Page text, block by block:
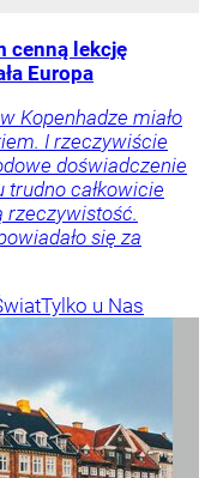
cenną lekcję
Europa
Kopenhadze miało
I rzeczywiście
doświadczenie
trudno całkowicie
rzeczywistość.
się za
Tylko u Nas